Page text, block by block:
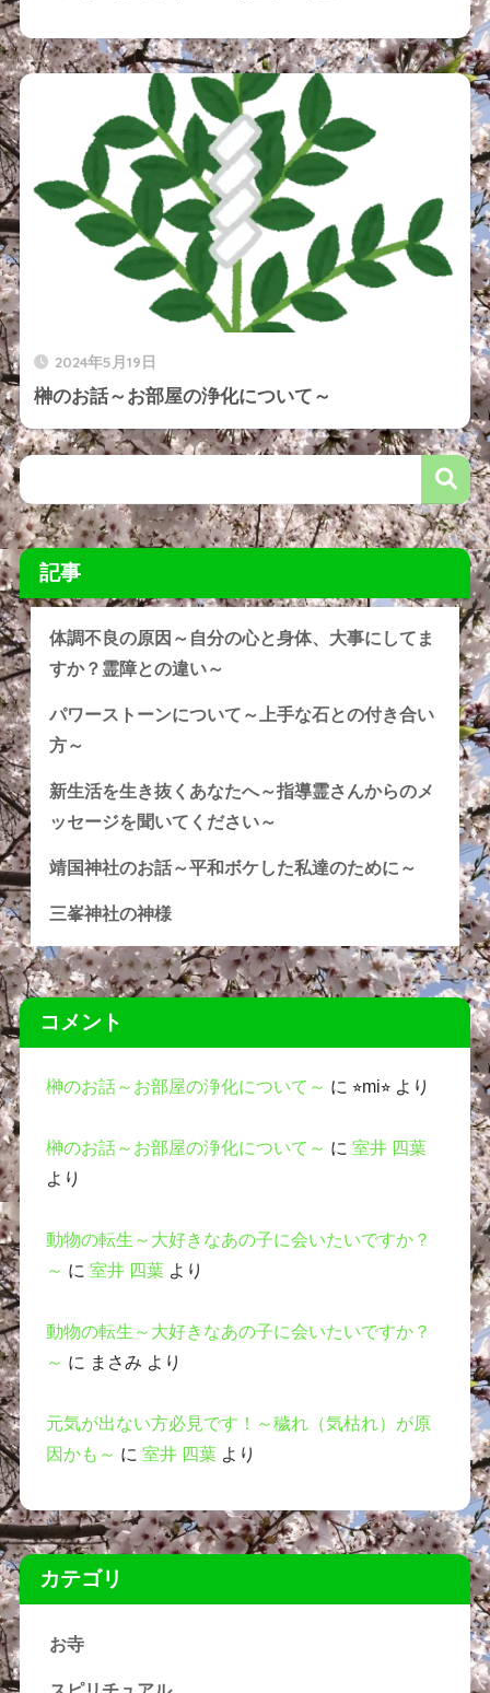
2024年5月19日
榊のお話～お部屋の浄化について～
記事
体調不良の原因～自分の心と身体、大事にしてま
すか？霊障との違い～
パワーストーンについて～上手な石との付き合い
方～
新生活を生き抜くあなたへ～指導霊さんからのメ
ッセージを聞いてください～
靖国神社のお話～平和ボケした私達のために～
三峯神社の神様
コメント
榊のお話～お部屋の浄化について～ に ⭐︎mi⭐︎より
榊のお話～お部屋の浄化について～ に 室井 四葉
より
動物の転生～大好きなあの子に会いたいですか？
～ に 室井 四葉より
動物の転生～大好きなあの子に会いたいですか？
～ に まさみ より
元気が出ない方必見です！～穢れ（気枯れ）が原
因かも～ に 室井 四葉より
カテゴリ
お寺